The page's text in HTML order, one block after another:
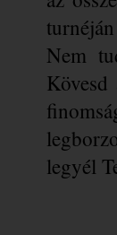
Nem
legyél